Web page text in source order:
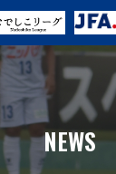
NEWS